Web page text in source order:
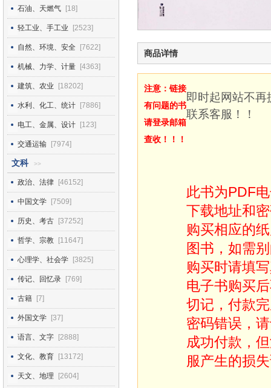
石油、天燃气 [18]
轻工业、手工业 [2523]
自然、环境、安全 [7622]
机械、力学、计量 [4363]
建筑、农业 [18202]
水利、化工、统计 [7886]
电工、金属、设计 [123]
交通运输 [7974]
文科 >>
政治、法律 [46152]
中国文学 [7509]
历史、考古 [37252]
哲学、宗教 [11647]
心理学、社会学 [3825]
传记、回忆录 [769]
古籍 [7]
外国文学 [37]
语言、文字 [2888]
文化、教育 [13172]
天文、地理 [2604]
商品详情
注意：链接
有问题的书
请登录邮箱
查收！！！
即时起网站不
联系客服！！
此书为PDF
下载地址和
购买相应的
图书，如需
购买时请填
电子书购买
切记，付款
密码错误，
成功付款，
服产生的损